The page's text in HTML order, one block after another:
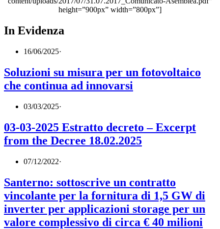
height=”900px” width=”800px”]
In Evidenza
16/06/2025·
Soluzioni su misura per un fotovoltaico
che continua ad innovarsi
03/03/2025·
03-03-2025 Estratto decreto – Excerpt
from the Decree 18.02.2025
07/12/2022·
Santerno: sottoscrive un contratto
vincolante per la fornitura di 1,5 GW di
inverter per applicazioni storage per un
valore complessivo di circa € 40 milioni